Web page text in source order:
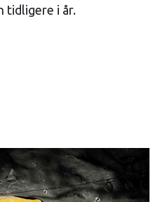
tidligere i år.